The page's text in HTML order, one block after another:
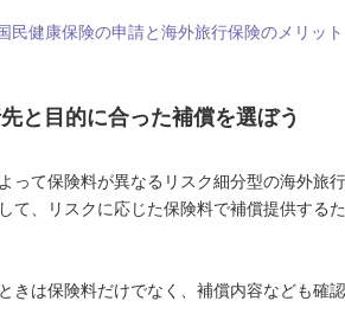
民健康保険の申請と海外旅行保険のメリット
と目的に合った補償を選ぼう
って保険料が異なるリスク細分型の海外旅行
て、リスクに応じた保険料で補償提供する
きは保険料だけでなく、補償内容なども確